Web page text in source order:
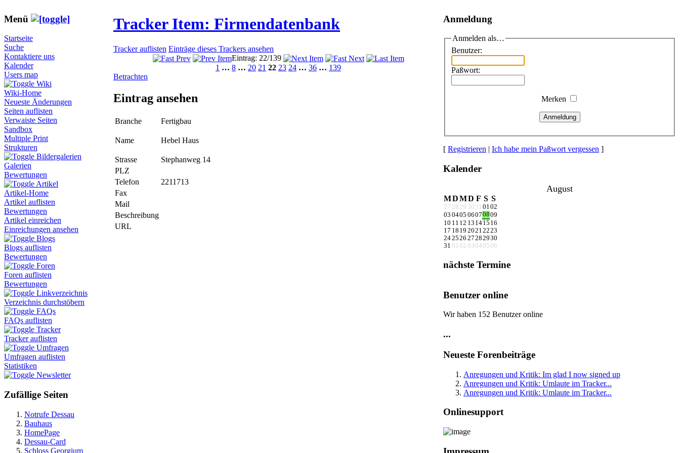
Menü
Startseite
Suche
Kontaktiere uns
Kalender
Users map
Wiki
Wiki-Home
Neueste Änderungen
Seiten auflisten
Verwaiste Seiten
Sandbox
Multiple Print
Strukturen
Bildergalerien
Galerien
Bewertungen
Artikel
Artikel-Home
Artikel auflisten
Bewertungen
Artikel einreichen
Einreichungen ansehen
Blogs
Blogs auflisten
Bewertungen
Foren
Foren auflisten
Bewertungen
Linkverzeichnis
Verzeichnis durchstöbern
FAQs
FAQs auflisten
Tracker
Tracker auflisten
Umfragen
Umfragen auflisten
Statistiken
Newsletter
Zufällige Seiten
Notrufe Dessau
Bauhaus
HomePage
Dessau-Card
Schloss Georgium
Tracker Item: Firmendatenbank
Tracker auflisten Einträge dieses Trackers ansehen
Eintrag: 22/139
1 … 8 … 20 21 22 23 24 … 36 … 139
Betrachten
Eintrag ansehen
Branche Fertigbau
Name Hebel Haus
Strasse
Stephanweg 14
PLZ
Telefon
2211713
Fax
Mail
Beschreibung
URL
Anmeldung
Anmelden als…
Benutzer:
Paßwort:
Merken
Anmeldung
[ Registrieren | Ich habe mein Paßwort vergessen ]
Kalender
August
MDMD F S S
27 28 29 30 31 0102
03 0405 06070809
10 11 12 13 1415 16
17 18 19 20212223
242526 27282930
31 01 02 03 04 05 06
nächste Termine
Benutzer online
Wir haben 152 Benutzer online
...
Neueste Forenbeiträge
Anregungen und Kritik: Im glad I now signed up
Anregungen und Kritik: Umlaute im Tracker...
Anregungen und Kritik: Umlaute im Tracker...
Onlinesupport